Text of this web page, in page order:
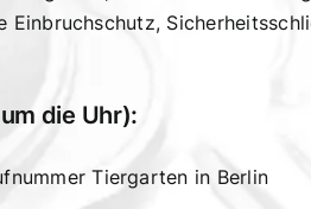
die Uhr):